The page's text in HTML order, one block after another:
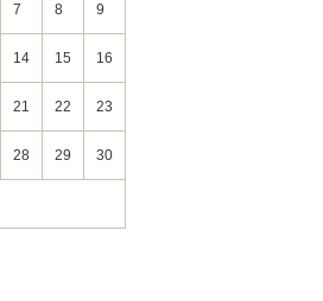
7 8 9
14 15 16
21 22 23
28 29 30